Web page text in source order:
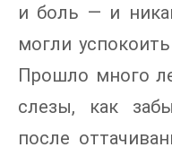
и боль — и
могли
Прошло много
слезы, как
после